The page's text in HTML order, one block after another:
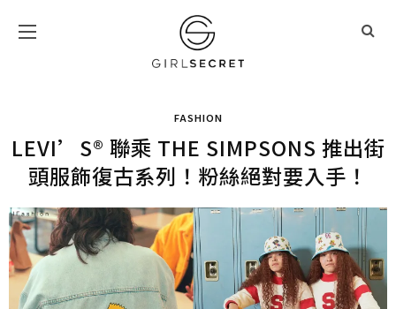
FASHION
LEVI’S® 聯乘 THE SIMPSONS 推出街
頭服飾復古系列！粉絲絕對要入手！